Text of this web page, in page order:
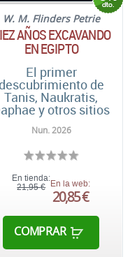
W. M. Flinders Petrie
AÑOS EXCAVANDO
EN EGIPTO
El primer
descubrimiento de
Tanis, Naukratis,
y otros sitios
Nun. 2026
En tienda:
21,95 € En la web:
20,85 €
COMPRAR